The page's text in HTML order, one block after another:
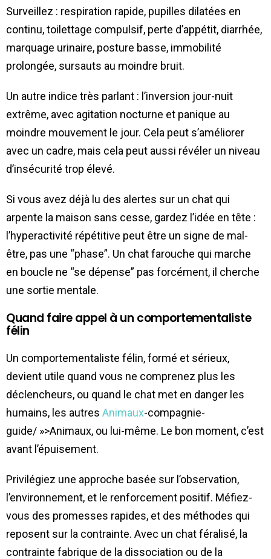
Surveillez : respiration rapide, pupilles dilatées en
continu, toilettage compulsif, perte d’appétit, diarrhée,
marquage urinaire, posture basse, immobilité
prolongée, sursauts au moindre bruit.
Un autre indice très parlant : l’inversion jour-nuit
extrême, avec agitation nocturne et panique au
moindre mouvement le jour. Cela peut s’améliorer
avec un cadre, mais cela peut aussi révéler un niveau
d’insécurité trop élevé.
Si vous avez déjà lu des alertes sur un chat qui
arpente la maison sans cesse, gardez l’idée en tête :
l’hyperactivité répétitive peut être un signe de mal-
être, pas une “phase”. Un chat farouche qui marche
en boucle ne “se dépense” pas forcément, il cherche
une sortie mentale.
Quand faire appel à un comportementaliste
félin
Un comportementaliste félin, formé et sérieux,
devient utile quand vous ne comprenez plus les
déclencheurs, ou quand le chat met en danger les
humains, les autres Animaux-compagnie-
guide/ »>Animaux, ou lui-même. Le bon moment, c’est
avant l’épuisement.
Privilégiez une approche basée sur l’observation,
l’environnement, et le renforcement positif. Méfiez-
vous des promesses rapides, et des méthodes qui
reposent sur la contrainte. Avec un chat féralisé, la
contrainte fabrique de la dissociation ou de la